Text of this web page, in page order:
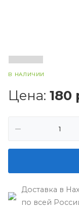
В НАЛИЧИИ
Цена: 180
Доставка в
по всей